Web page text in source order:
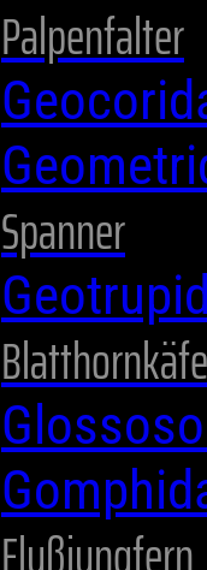
Palpenfalter
Spanner